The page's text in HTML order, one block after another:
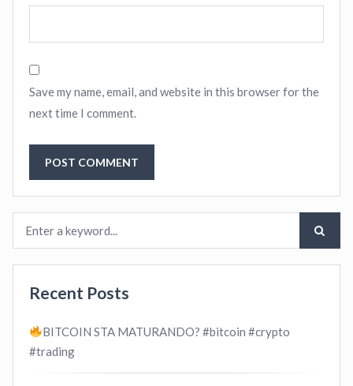
Save my name, email, and website in this browser for the
next time I comment.
Recent Posts
BITCOIN STA MATURANDO? #bitcoin #crypto
#trading